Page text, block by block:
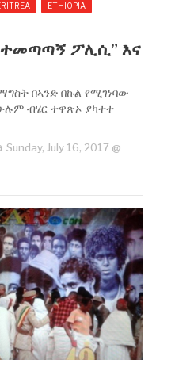
ETHIOPIA
ፖሊሲ” እና
በኣንድ በኩል የሚገነባው
ብሄር ተዋጽኦ ያካተተ
Sunday, July 16, 2017 @